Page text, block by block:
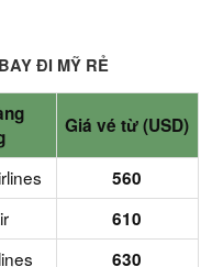
ĐI MỸ RẺ
Giá vé từ (USD)
560
610
630